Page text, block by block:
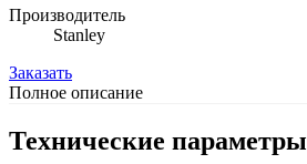
Производитель
Stanley
Заказать
Полное описание
Технические параметры